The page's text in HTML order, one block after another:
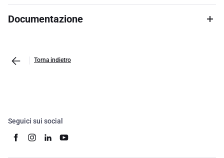
Documentazione
Torna indietro
Seguici sui social